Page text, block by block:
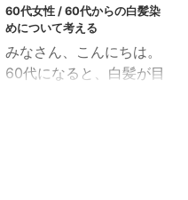
果があまり感じられなか
ったもので・・・ そんな
理由もあって、実験的に
「フィンペシア」と「亜
60代女性 / 60代からの白髪染
めについて考える
みなさん、こんにちは。
60代になると、白髪が目